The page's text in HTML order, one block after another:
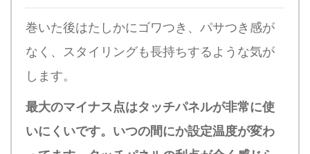
巻いた後はたしかにゴワつき、パサつき感が
なく、スタイリングも長持ちするような気が
します。
最大のマイナス点はタッチパネルが非常に使
いにくいです。いつの間にか設定温度が変わ